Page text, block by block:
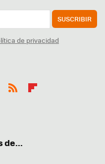
SUSCRIBIR
de privacidad
de...